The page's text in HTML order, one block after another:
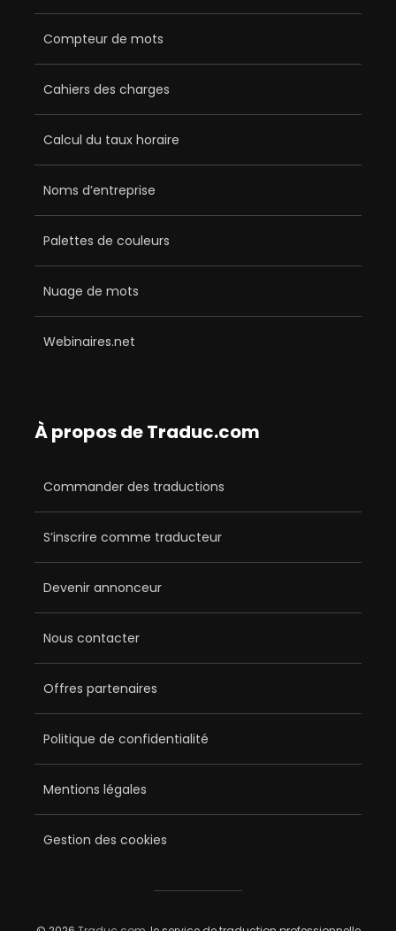
Compteur de mots
Cahiers des charges
Calcul du taux horaire
Noms d’entreprise
Palettes de couleurs
Nuage de mots
Webinaires.net
À propos de Traduc.com
Commander des traductions
S’inscrire comme traducteur
Devenir annonceur
Nous contacter
Offres partenaires
Politique de confidentialité
Mentions légales
Gestion des cookies